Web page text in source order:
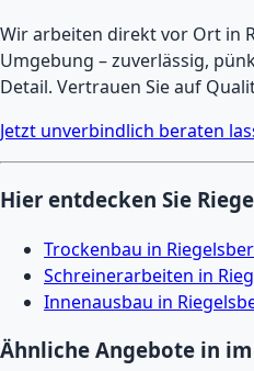
Wir arbeiten direkt vor Ort in
Umgebung – zuverlässig,
Detail. Vertrauen Sie auf
Jetzt unverbindlich beraten
Hier entdecken Sie
Trockenbau in
Schreinerarbeiten in
Innenausbau in
Ähnliche Angebote in im